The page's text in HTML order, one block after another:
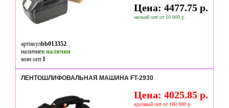
Цена: 4477.75 р.
мелкий опт от 10 000 р.
артикулbb013352
наличиев наличии
мин опт.1
ЛЕНТОШЛИФОВАЛЬНАЯ МАШИНА FT-2930
Цена: 4025.85 р.
крупный опт от 100 000 р.